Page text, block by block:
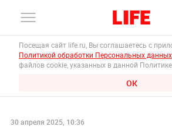
Посещая сайт life.ru, Вы соглашаетесь с
Политикой обработки Персональных данных
файлов cookie, указанных в данной Политике.
ОК
30 апреля 2025, 10:36